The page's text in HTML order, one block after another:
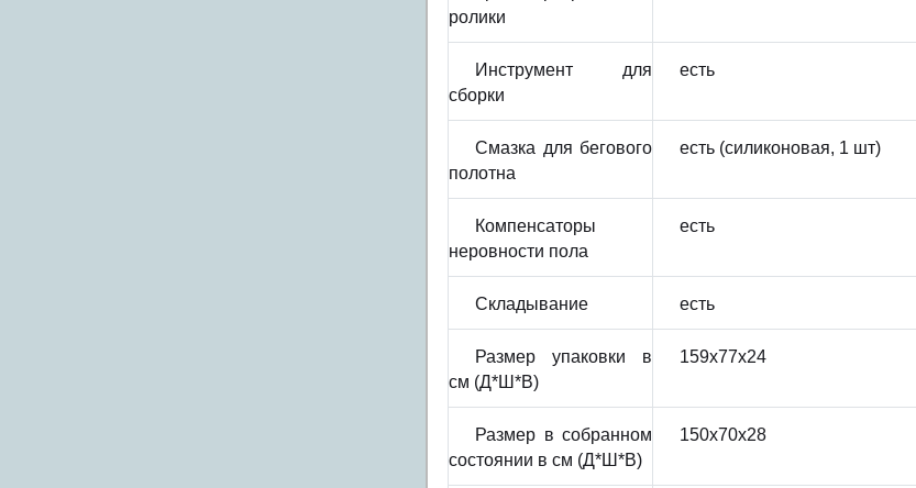
ролики
Инструмент для
сборки
есть
Смазка для бегового
полотна
есть (силиконовая, 1 шт)
Компенсаторы
неровности пола
есть
Складывание есть
Размер упаковки в
см (Д*Ш*В)
159x77x24
Размер в собранном
состоянии в см (Д*Ш*В)
150x70x28